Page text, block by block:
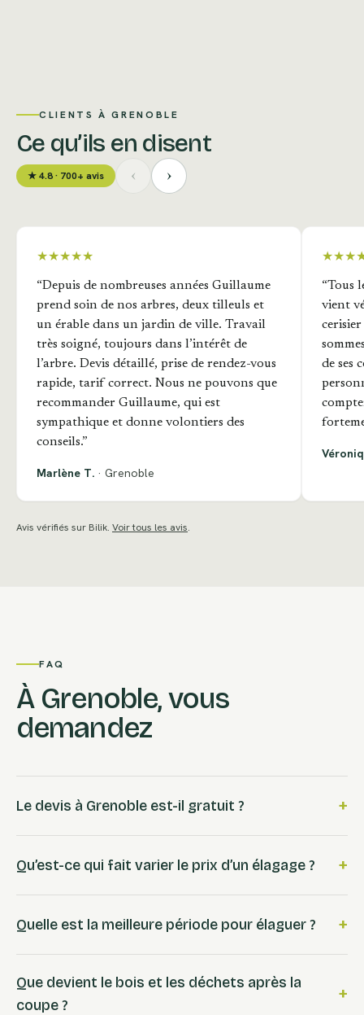
CLIENTS À GRENOBLE
Ce qu’ils en disent
★ 4.8 · 700+ avis ‹ ›
★★★★★
“Depuis de nombreuses années Guillaume
prend soin de nos arbres, deux tilleuls et
un érable dans un jardin de ville. Travail
très soigné, toujours dans l’intérêt de
l’arbre. Devis détaillé, prise de rendez-vous
rapide, tarif correct. Nous ne pouvons que
recommander Guillaume, qui est
sympathique et donne volontiers des
conseils.”
Marlène T. · Grenoble
“Tous
vient
cerisier
de ses
Avis vérifiés sur Bilik. Voir tous les avis.
FAQ
À Grenoble, vous
demandez
Le devis à Grenoble est-il gratuit ? +
Qu’est-ce qui fait varier le prix d’un élagage ? +
Quelle est la meilleure période pour élaguer ? +
Que devient le bois et les déchets après la
coupe ?
+